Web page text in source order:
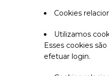
Cookies
Utilizamos
Esses cookies
efetuar login.